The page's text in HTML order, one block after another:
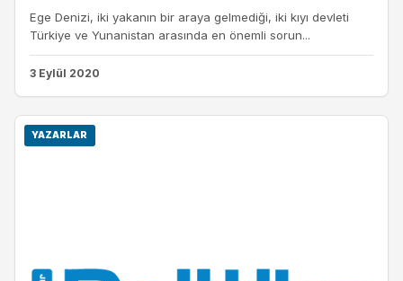
Ege Denizi, iki yakanın bir araya gelmediği, iki kıyı devleti
Türkiye ve Yunanistan arasında en önemli sorun...
3 Eylül 2020
YAZARLAR